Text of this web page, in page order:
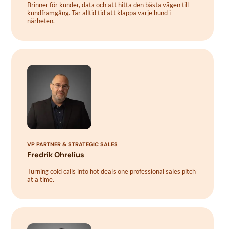
Brinner för kunder, data och att hitta den bästa vägen till
kundframgång. Tar alltid tid att klappa varje hund i
närheten.
VP PARTNER & STRATEGIC SALES
Fredrik Ohrelius
Turning cold calls into hot deals one professional sales pitch
at a time.